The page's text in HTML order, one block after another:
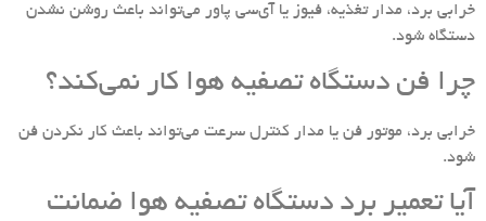
خرابی برد، مدار تغذیه، فیوز یا آی‌سی پاور می‌تواند باعث روشن نشدن
دستگاه شود.
چرا فن دستگاه تصفیه هوا کار نمی‌کند؟
خرابی برد، موتور فن یا مدار کنترل سرعت می‌تواند باعث کار نکردن فن
شود.
آیا تعمیر برد دستگاه تصفیه هوا ضمانت